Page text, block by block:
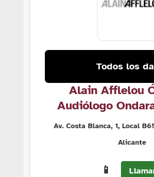
Todos los
Alain Afflelou
Audiólogo
Av. Costa Blanca, 1, Local
Alicante
📱